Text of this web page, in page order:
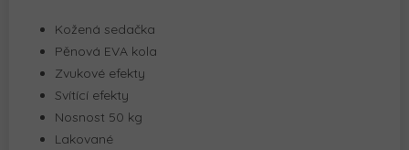
Kožená sedačka
Pěnová EVA kola
Zvukové efekty
Svítící efekty
Nosnost 50 kg
Lakované